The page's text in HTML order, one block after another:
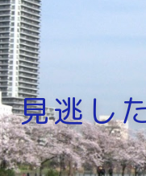
見逃し